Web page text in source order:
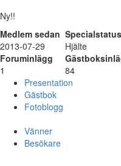
Ny!!
Medlem sedan Specialstatus
2013-07-29
Hjälte
Foruminlägg
1
84
Presentation
Gästbok
Fotoblogg
Vänner
Besökare